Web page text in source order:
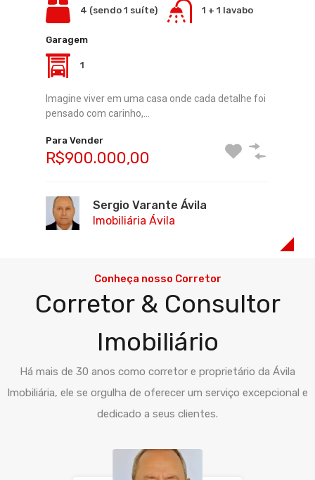
4 (sendo 1 suíte) 1 + 1 lavabo
Garagem
1
Imagine viver em uma casa onde cada detalhe foi
pensado com carinho,…
Para Vender
R$900.000,00
Sergio Varante Ávila
Imobiliária Ávila
Quartos Garagem
Que tal desfrutar do charme e da tranquilidade de
um chalé misto…
Para Vender
R$600.000,00
Sergio Varante Ávila
Conheça nosso Corretor
Corretor & Consultor
Imobiliário
Há mais de 30 anos como corretor e proprietário da Ávila
Imobiliária, ele se orgulha de oferecer um serviço excepcional e
dedicado a seus clientes.